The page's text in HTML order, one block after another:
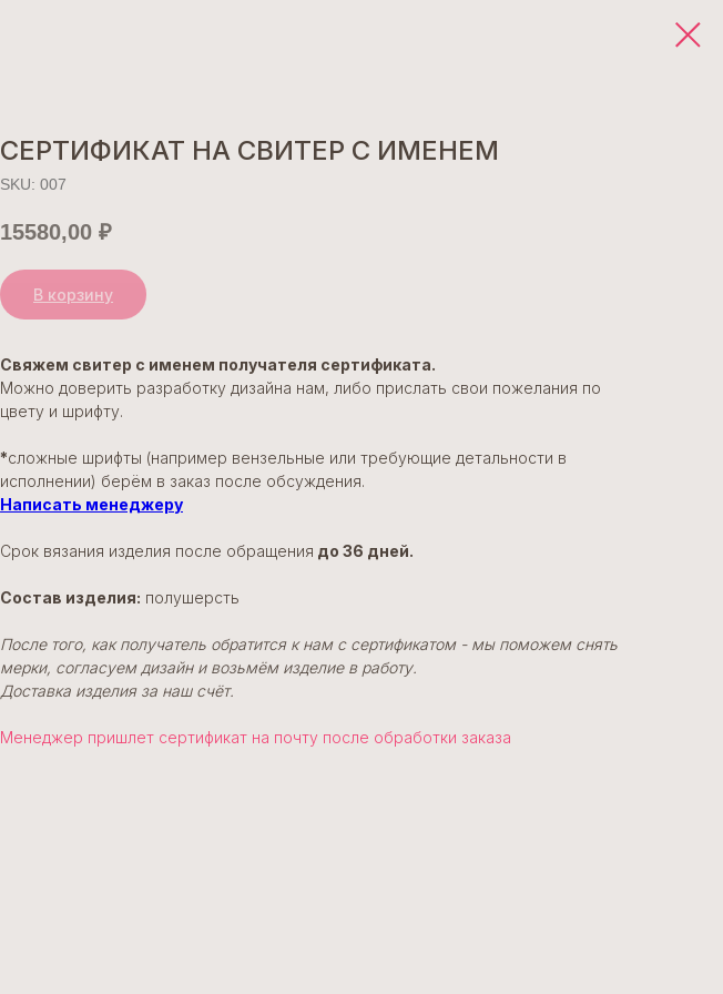
СЕРТИФИКАТ НА СВИТЕР С ИМЕНЕМ
SKU: 007
15580,00 ₽
В корзину
Свяжем свитер с именем получателя сертификата.
Можно доверить разработку дизайна нам, либо прислать свои пожелания по
цвету и шрифту.
*сложные шрифты (например вензельные или требующие детальности в
исполнении) берём в заказ после обсуждения.
Написать менеджеру
Срок вязания изделия после обращения до 36 дней.
Состав изделия: полушерсть
После того, как получатель обратится к нам с сертификатом - мы поможем снять
мерки, согласуем дизайн и возьмём изделие в работу.
Доставка изделия за наш счёт.
Менеджер пришлет сертификат на почту после обработки заказа